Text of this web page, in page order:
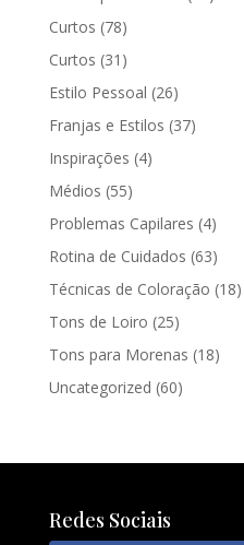
Curtos (78)
Curtos (31)
Estilo Pessoal (26)
Franjas e Estilos (37)
Inspirações (4)
Médios (55)
Problemas Capilares (4)
Rotina de Cuidados (63)
Técnicas de Coloração (18)
Tons de Loiro (25)
Tons para Morenas (18)
Uncategorized (60)
Redes Sociais